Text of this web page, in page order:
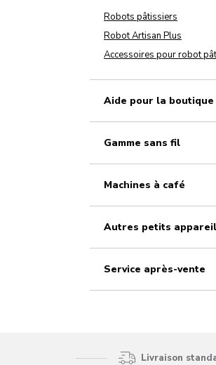
Robots pâtissiers
Robot Artisan Plus
Accessoires pour robot
Aide pour la
Gamme sans fil
Machines à café
Autres petits
Service après-vente
Livraison